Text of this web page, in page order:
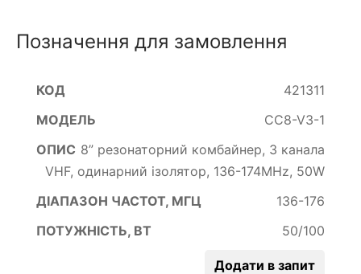
Позначення для замовлення
421311
CC8-V3-1
8” резонаторний комбайнер, 3 канала
VHF, одинарний ізолятор, 136-174MHz, 50W
136-176
50/100
Додати в запит